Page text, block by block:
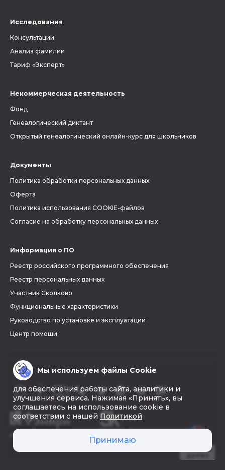
Исследования
Консультации
Анализ фамилии
Тариф «Эксперт»
Некоммерческая деятельность
Фонд
Генеалогический диктант
Открытый генеалогический онлайн-курс для школьников
Документы
Политика обработки персональных данных
Оферта
Политика использования COOKIE-файлов
Согласие на обработку персональных данных
Информация о ПО
Реестр российского программного обеспечения
Реестр персональных данных
Участник Сколково
Функциональные характеристики
Руководство по установке и эксплуатации
Центр помощи
© 2026 «Фэмири»
Мы используем файлы Cookie
для обеспечения работы сайта, аналитики и
улучшения сервиса. Нажимая «Принять», вы
соглашаетесь на использование cookie в
соответствии с нашей Политикой
Принимаю
Создать